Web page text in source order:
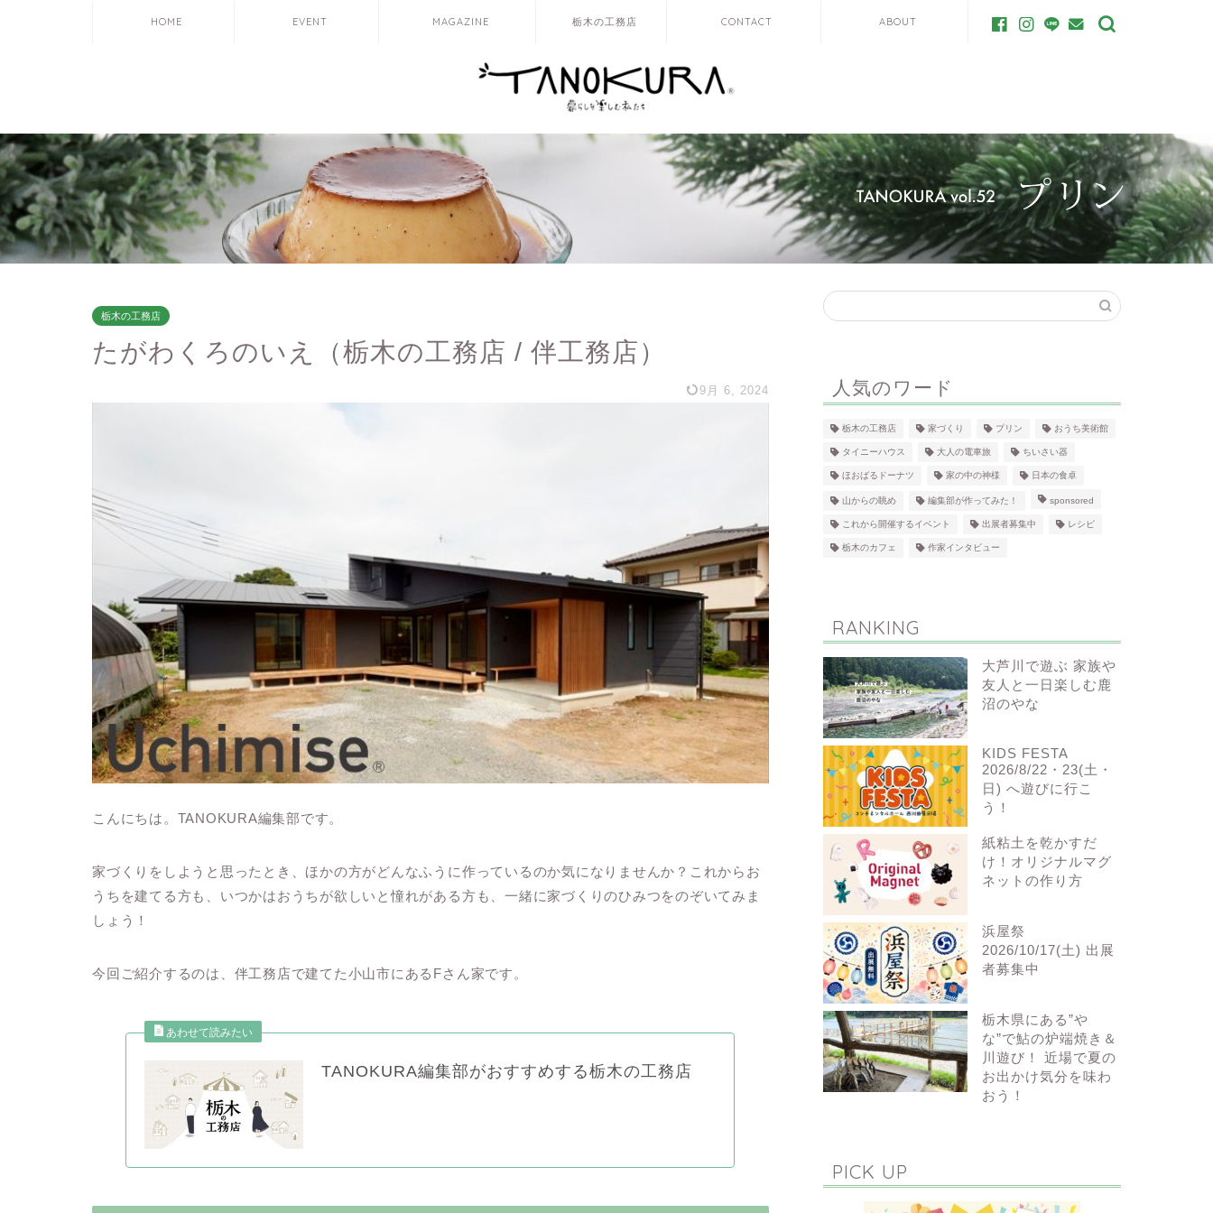
HOME EVENT MAGAZINE 栃木の工務店 CONTACT ABOUT
栃木の工務店
たがわくろのいえ（栃木の工務店 / 伴工務店）
9月 6, 2024
こんにちは。TANOKURA編集部です。
家づくりをしようと思ったとき、ほかの方がどんなふうに作っているのか気になりませんか？これからお
うちを建てる方も、いつかはおうちが欲しいと憧れがある方も、一緒に家づくりのひみつをのぞいてみま
しょう！
今回ご紹介するのは、伴工務店で建てた小山市にあるFさん家です。
TANOKURA編集部がおすすめする栃木の工務店
人気のワード
栃木の工務店 家づくり プリン おうち美術館
タイニーハウス 大人の電車旅 ちいさい器
ほおばるドーナツ 家の中の神様 日本の食卓
山からの眺め 編集部が作ってみた！ sponsored
これから開催するイベント 出展者募集中 レシピ
栃木のカフェ 作家インタビュー
RANKING
大芦川で遊ぶ 家族や
友人と一日楽しむ鹿
沼のやな
KIDS FESTA
2026/8/22・23(土・
日) へ遊びに行こ
う！
紙粘土を乾かすだ
け！オリジナルマグ
ネットの作り方
浜屋祭
2026/10/17(土) 出展
者募集中
栃木県にある”や
な”で鮎の炉端焼き＆
川遊び！ 近場で夏の
お出かけ気分を味わ
おう！
PICK UP